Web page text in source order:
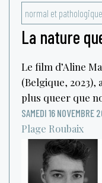
normal et pathologique
La nature
Le film d’Aline
(Belgique, 2023),
plus queer que
SAMEDI 16 NOVEMBRE
Plage Roubaix